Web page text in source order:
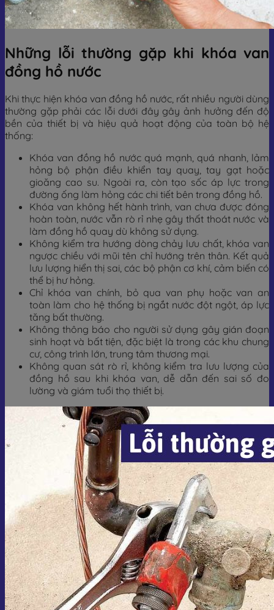
Những lỗi thường gặp khi khóa van
đồng hồ nước
Khi thực hiện khóa van đồng hồ nước, rất nhiều người dùng
thường gặp phải các lỗi dưới đây gây ảnh hưởng đến độ
bền của thiết bị và hiệu quả hoạt động của toàn bộ hệ
thống:
Khóa van đồng hồ nước quá mạnh, quá nhanh, lảm
hỏng bộ phận điều khiển tay quay, tay gạt hoặc
gioăng cao su. Ngoài ra, còn tạo sốc áp lực trong
đường ống làm hỏng các chi tiết bên trong đồng hồ.
Khóa van không hết hành trình, van chưa được đóng
hoàn toàn, nước vẫn rò rỉ nhẹ gây thất thoát nước và
làm đồng hồ quay dù không sử dụng.
Không kiểm tra hướng dòng chảy lưu chất, khóa van
ngược chiều với mũi tên chỉ hướng trên thân. Kết quả
lưu lượng hiển thị sai, các bộ phận cơ khí, cảm biến có
thể bị hư hỏng.
Chỉ khóa van chính, bỏ qua van phụ hoặc van an
toàn làm cho hệ thống bị ngắt nước đột ngột, áp lực
tăng bất thường.
Không thông báo cho người sử dụng gây gián đoạn
sinh hoạt và bất tiện, đặc biệt là trong các khu chung
cư, công trình lớn, trung tâm thương mại.
Không quan sát rò rỉ, không kiểm tra lưu lượng của
đồng hồ sau khi khóa van, dễ dẫn đến sai số đo
lường và giám tuổi thọ thiết bị.